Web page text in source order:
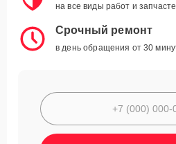
на все виды работ и
Срочный ремонт
в день обращения от 30